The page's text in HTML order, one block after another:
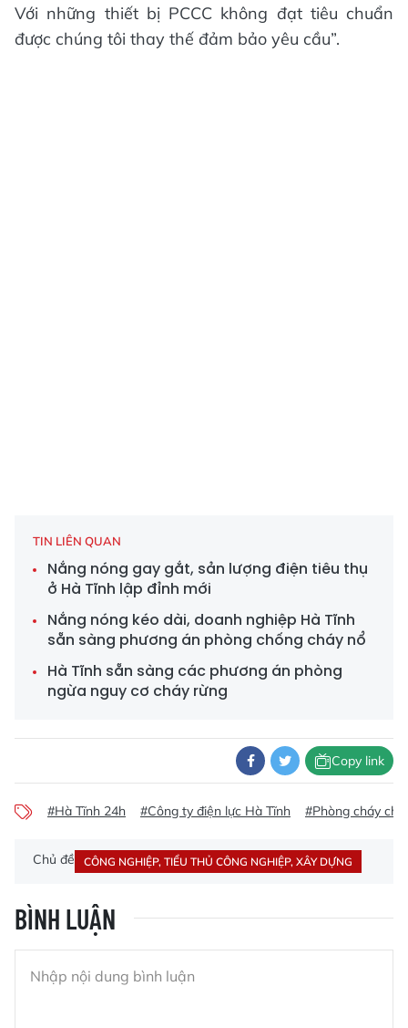
Với những thiết bị PCCC không đạt tiêu chuẩn
được chúng tôi thay thế đảm bảo yêu cầu”.
TIN LIÊN QUAN
Nắng nóng gay gắt, sản lượng điện tiêu thụ
ở Hà Tĩnh lập đỉnh mới
Nắng nóng kéo dài, doanh nghiệp Hà Tĩnh
sẵn sàng phương án phòng chống cháy nổ
Hà Tĩnh sẵn sàng các phương án phòng
ngừa nguy cơ cháy rừng
Copy link
#Hà Tĩnh 24h #Công ty điện lực Hà Tĩnh #Phòng cháy
Chủ đề CÔNG NGHIỆP, TIỂU THỦ CÔNG NGHIỆP, XÂY DỰNG
BÌNH LUẬN